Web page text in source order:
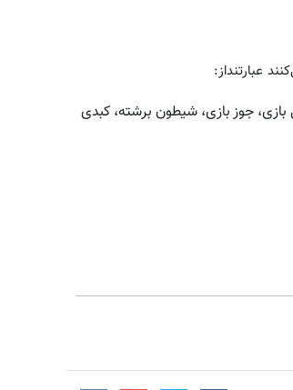
عبارتنداز:
بازی، جوز بازی، شیطون برشته، کبدی